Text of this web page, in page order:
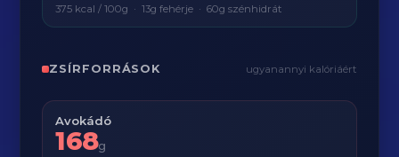
375 kcal / 100g · 13g fehérje · 60g szénhidrát
ZSÍRFORRÁSOK ugyanannyi kalóriáért
Avokádó
168g